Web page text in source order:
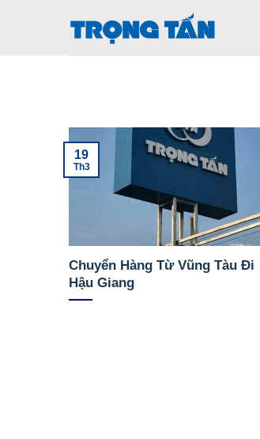
Chuyển Hàng Từ Vũng Tàu Đi
Hậu Giang
19
Th3